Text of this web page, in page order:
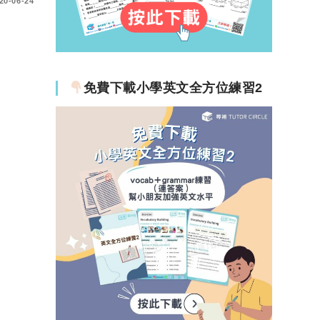
免費下載小學英文全方位練習2